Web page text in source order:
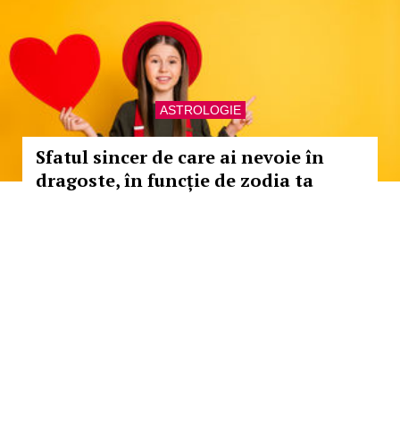
ASTROLOGIE
Sfatul sincer de care ai nevoie în
dragoste, în funcție de zodia ta